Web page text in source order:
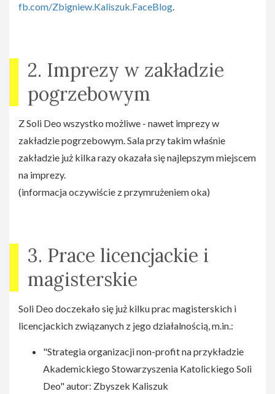
fb.com/Zbigniew.Kaliszuk.FaceBlog.
2. Imprezy w zakładzie
pogrzebowym
Z Soli Deo wszystko możliwe - nawet imprezy w
zakładzie pogrzebowym. Sala przy takim właśnie
zakładzie już kilka razy okazała się najlepszym miejscem
na imprezy.
(informacja oczywiście z przymrużeniem oka)
3. Prace licencjackie i
magisterskie
Soli Deo doczekało się już kilku prac magisterskich i
licencjackich związanych z jego działalnością, m.in.:
"Strategia organizacji non-profit na przykładzie
Akademickiego Stowarzyszenia Katolickiego Soli
Deo" autor: Zbyszek Kaliszuk